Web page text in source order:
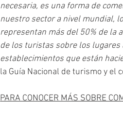
necesaria, es una forma de
nuestro sector a nivel mundial,
representan más del 50% de la
de los turistas sobre los
establecimientos que están
la Guía Nacional de turismo y el
PARA CONOCER MÁS SOBRE